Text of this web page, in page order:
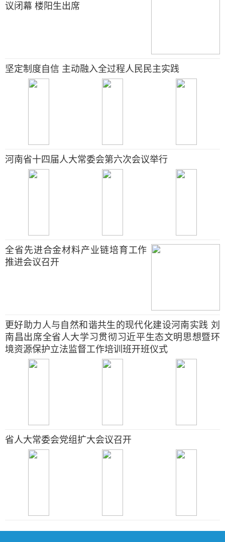
议闭幕 楼阳生出席
坚定制度自信 主动融入全过程人民民主实践
河南省十四届人大常委会第六次会议举行
全省先进合金材料产业链培育工作
推进会议召开
更好助力人与自然和谐共生的现代化建设河南实践 刘
南昌出席全省人大学习贯彻习近平生态文明思想暨环
境资源保护立法监督工作培训班开班仪式
省人大常委会党组扩大会议召开